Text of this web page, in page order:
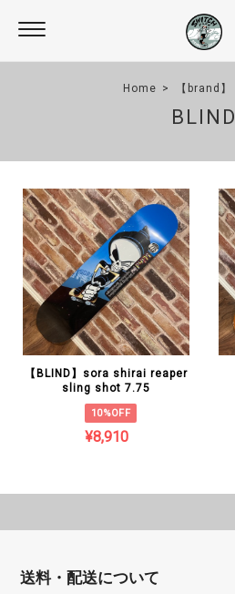
Home 【brand】
BLIND
【BLIND】sora shirai reaper
sling shot 7.75
10%OFF
¥8,910
送料・配送について